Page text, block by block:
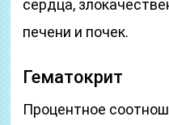
сердца,
печени и почек.
Гематокрит
Процентное